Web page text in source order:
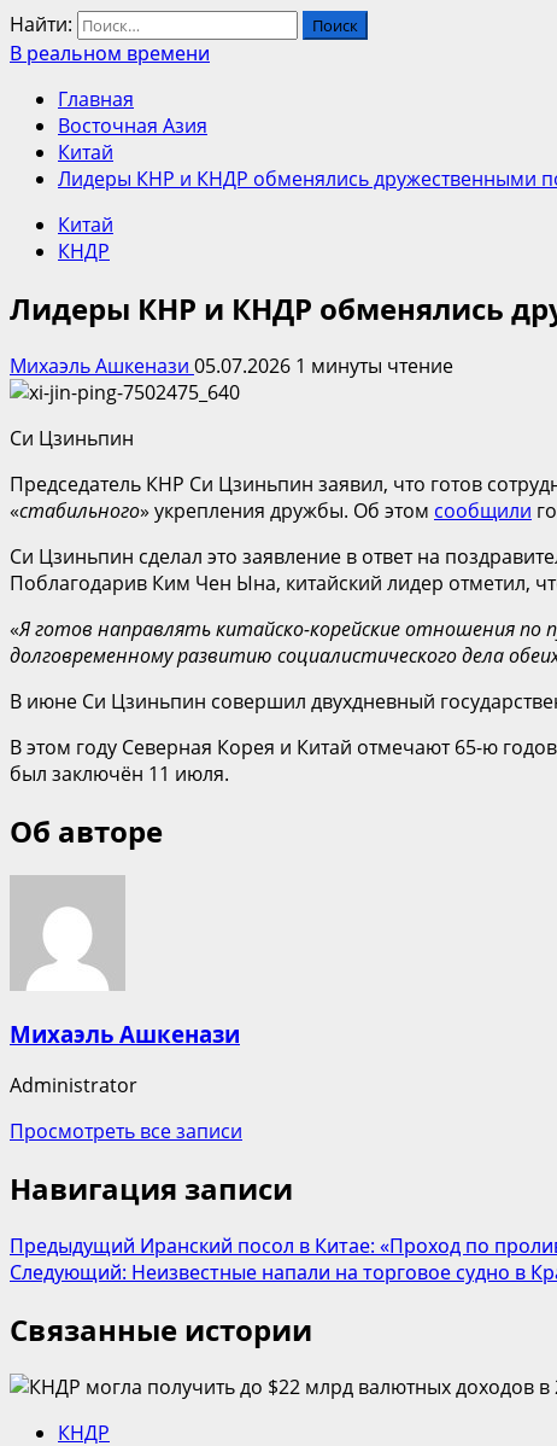
Найти:
В реальном времени
Главная
Восточная Азия
Китай
Лидеры КНР и КНДР обменялись дружественными
Китай
КНДР
Лидеры КНР и КНДР обменялись
Михаэль Ашкенази 05.07.2026 1 минуты чтение
Си Цзиньпин
Председатель КНР Си Цзиньпин заявил, что готов
«стабильного» укрепления дружбы. Об этом сообщили
Си Цзиньпин сделал это заявление в ответ на
Поблагодарив Ким Чен Ына, китайский лидер отметил,
«Я готов направлять китайско-корейские отношения по
долговременному развитию социалистического дела
В июне Си Цзиньпин совершил двухдневный
В этом году Северная Корея и Китай отмечают 65-ю
был заключён 11 июля.
Об авторе
Михаэль Ашкенази
Administrator
Просмотреть все записи
Навигация записи
Предыдущий Иранский посол в Китае: «Проход по
Следующий: Неизвестные напали на торговое судно в
Связанные истории
КНДР